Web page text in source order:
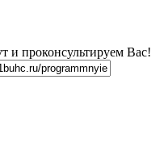
и проконсультируем Вас!